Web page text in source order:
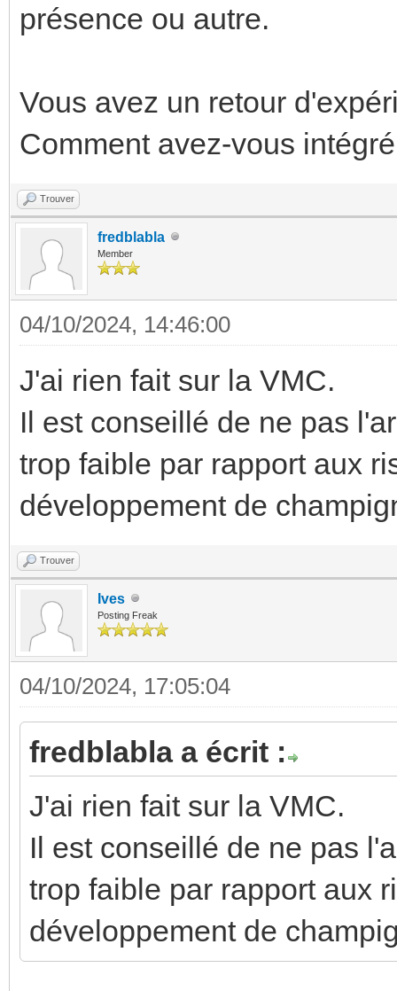
présence ou autre.
Vous avez un retour
Comment avez-vous
Trouver
fredblabla
Member
04/10/2024, 14:46:00
J'ai rien fait sur la VMC.
Il est conseillé de ne pas
trop faible par rapport aux
développement de
Trouver
Ives
Posting Freak
04/10/2024, 17:05:04
fredblabla a écrit :
J'ai rien fait sur la VMC.
Il est conseillé de ne pas
trop faible par rapport aux
développement de